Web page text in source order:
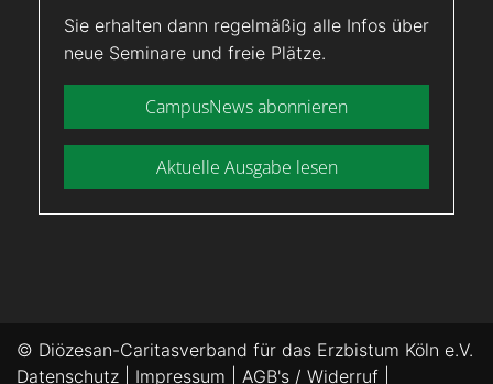
Sie erhalten dann regelmäßig alle Infos über
neue Seminare und freie Plätze.
CampusNews abonnieren
Aktuelle Ausgabe lesen
© Diözesan-Caritasverband für das Erzbistum Köln e.V.
Datenschutz
Impressum AGB's / Widerruf